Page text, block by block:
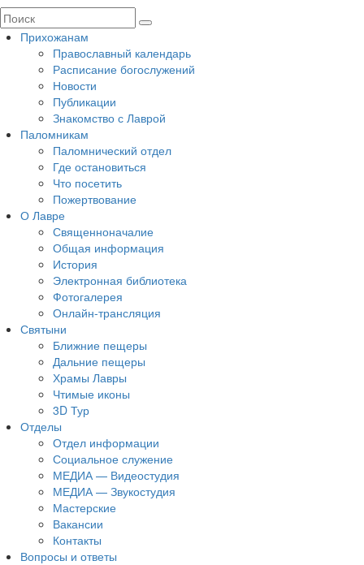
Прихожанам
Православный календарь
Расписание богослужений
Новости
Публикации
Знакомство с Лаврой
Паломникам
Паломнический отдел
Где остановиться
Что посетить
Пожертвование
О Лавре
Священноначалие
Общая информация
История
Электронная библиотека
Фотогалерея
Онлайн-трансляция
Святыни
Ближние пещеры
Дальние пещеры
Храмы Лавры
Чтимые иконы
3D Тур
Отделы
Отдел информации
Социальное служение
МЕДИА — Видеостудия
МЕДИА — Звукостудия
Мастерские
Вакансии
Контакты
Вопросы и ответы